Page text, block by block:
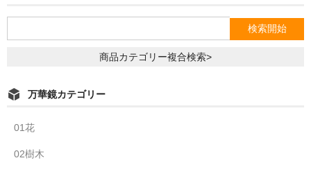
商品カテゴリー複合検索>
万華鏡カテゴリー
01花
02樹木